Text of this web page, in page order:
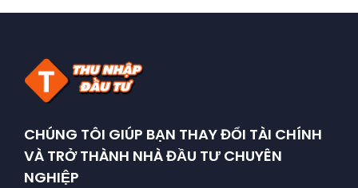
CHÚNG TÔI GIÚP BẠN THAY ĐỔI TÀI CHÍNH
VÀ TRỞ THÀNH NHÀ ĐẦU TƯ CHUYÊN
NGHIỆP